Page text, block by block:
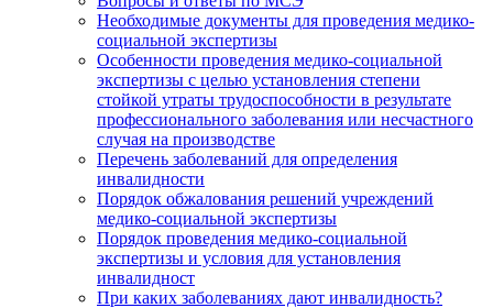
Необходимые документы для проведения медико-
социальной экспертизы
Особенности проведения медико-социальной
экспертизы с целью установления степени
стойкой утраты трудоспособности в результате
профессионального заболевания или несчастного
случая на производстве
Перечень заболеваний для определения
инвалидности
Порядок обжалования решений учреждений
медико-социальной экспертизы
Порядок проведения медико-социальной
экспертизы и условия для установления
инвалидност
При каких заболеваниях дают инвалидность?